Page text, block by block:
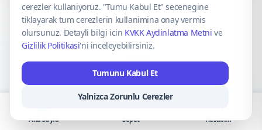
VISA Mastercard
cerezler kullaniyoruz. "Tumu Kabul Et" secenegine
tiklayarak tum cerezlerin kullanimina onay vermis
olursunuz. Detayli bilgi icin KVKK Aydinlatma Metni ve
Gizlilik Politikasi'ni inceleyebilirsiniz.
Tumunu Kabul Et
Yalnizca Zorunlu Cerezler
Ana Sayfa Sepet Hesabım